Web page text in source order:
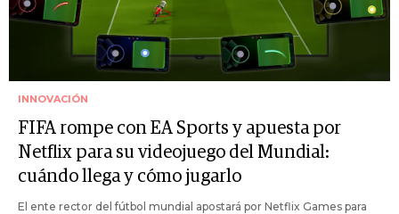
INNOVACIÓN
FIFA rompe con EA Sports y apuesta por
Netflix para su videojuego del Mundial:
cuándo llega y cómo jugarlo
El ente rector del fútbol mundial apostará por Netflix Games para